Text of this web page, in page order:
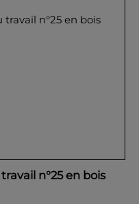
n°25 en bois